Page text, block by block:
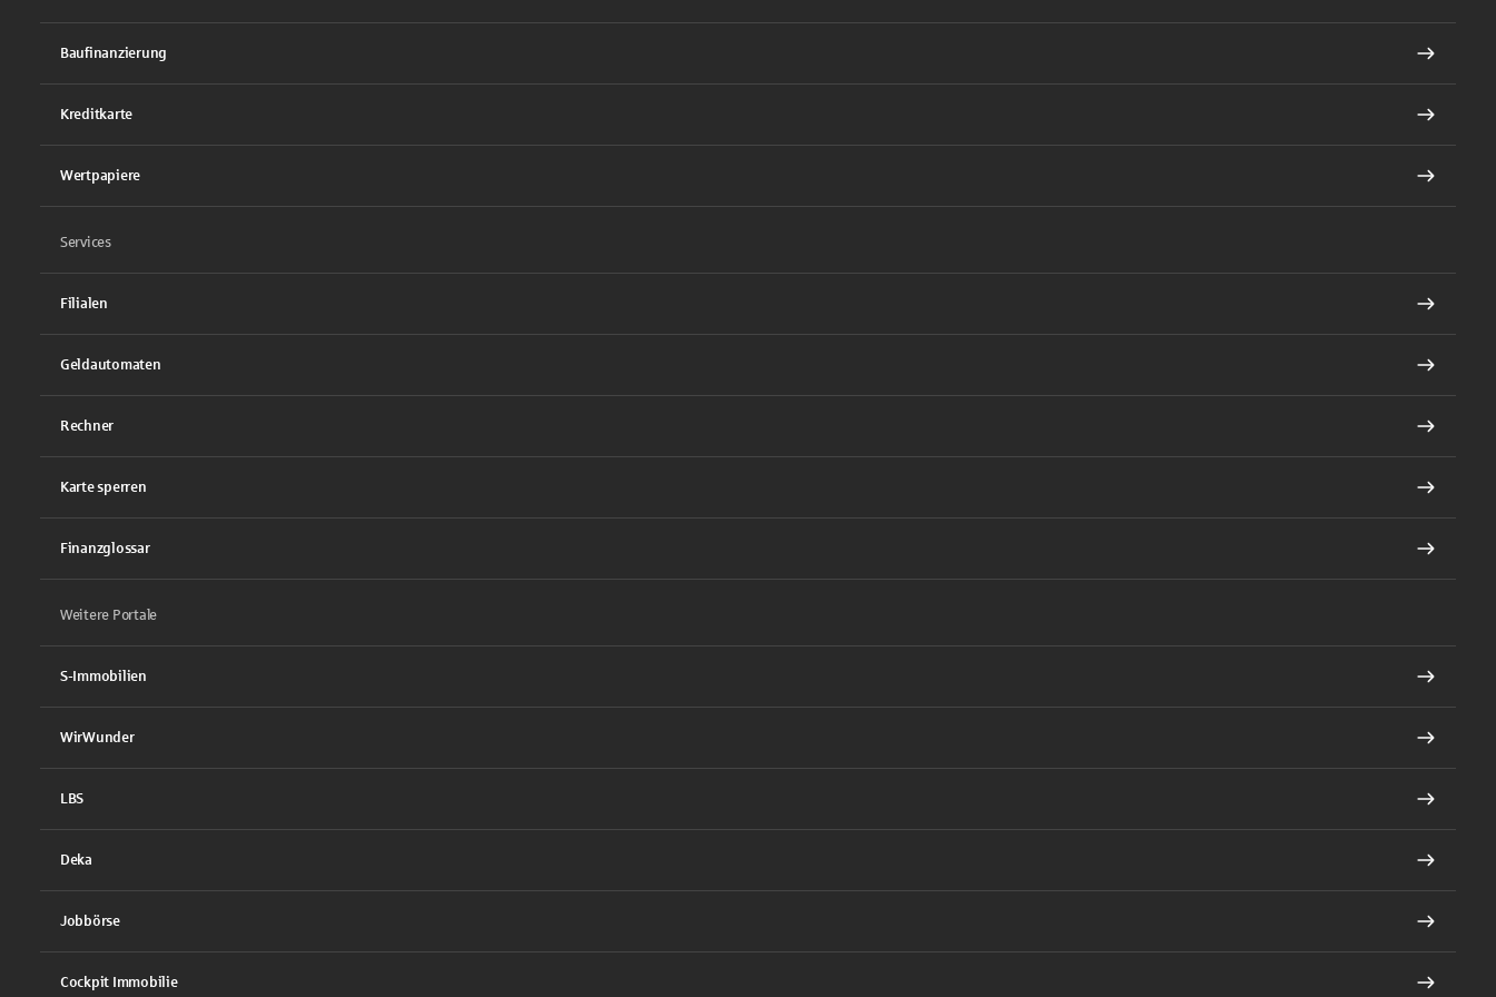
Baufinanzierung
Kreditkarte
Wertpapiere
Services
Filialen
Geldautomaten
Rechner
Karte sperren
Finanzglossar
Weitere Portale
S-Immobilien
WirWunder
LBS
Deka
Jobbörse
Cockpit Immobilie